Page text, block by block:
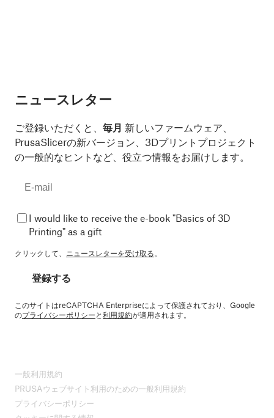
ニュースレター
ご登録いただくと、 毎月 新しいファームウェア、
PrusaSlicerの新バージョン、3Dプリントプロジェクト
の一般的なヒントなど、役立つ情報をお届けします。
I would like to receive the e-book "Basics of 3D
Printing" as a gift
クリックして、 ニュースレターを受け取る。
登録する
このサイトはreCAPTCHA Enterpriseによって保護されており、Google
のプライバシーポリシーと利用規約が適用されます。
一般利用規約
PRUSAウェブサイト利用のための一般利用規約
プライバシーポリシー